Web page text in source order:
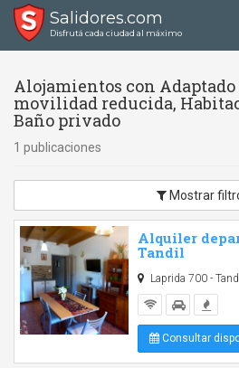
Salidores.com
Disfrutá cada ciudad al máximo
Alojamientos con Adaptado
movilidad reducida,
Baño privado
1 publicaciones
Mostrar
Alquiler
Tandil
Laprida 700 -
Consultar